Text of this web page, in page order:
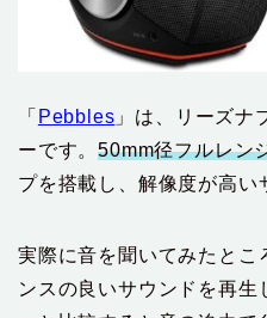
「 Pebbles 」は、リーズナ
ーです。50mm径フルレン
プを搭載し、解像度が高い
実際に音を聞いてみたとこ
ンスの良いサウンドを再